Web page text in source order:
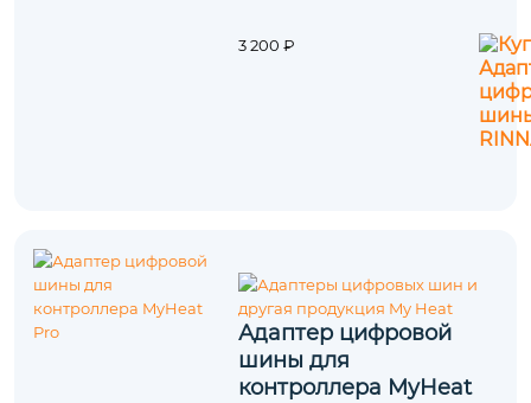
3 200 ₽
Адаптер цифровой
шины для
контроллера MyHeat